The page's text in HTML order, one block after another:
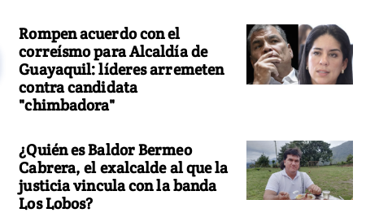
Rompen acuerdo con el
correísmo para Alcaldía de
Guayaquil: líderes arremeten
contra candidata
"chimbadora"
¿Quién es Baldor Bermeo
Cabrera, el exalcalde al que la
justicia vincula con la banda
Los Lobos?